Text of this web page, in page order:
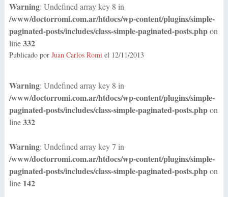
Warning: Undefined array key 8 in
/www/doctorromi.com.ar/htdocs/wp-content/plugins/simple-
paginated-posts/includes/class-simple-paginated-posts.phpon
line332
Publicado por Juan Carlos Romiel 12/11/2013
Warning: Undefined array key 8 in
/www/doctorromi.com.ar/htdocs/wp-content/plugins/simple-
paginated-posts/includes/class-simple-paginated-posts.phpon
line332
Warning: Undefined array key 7 in
/www/doctorromi.com.ar/htdocs/wp-content/plugins/simple-
paginated-posts/includes/class-simple-paginated-posts.phpon
line 142